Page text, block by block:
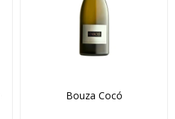
Bouza Cocó